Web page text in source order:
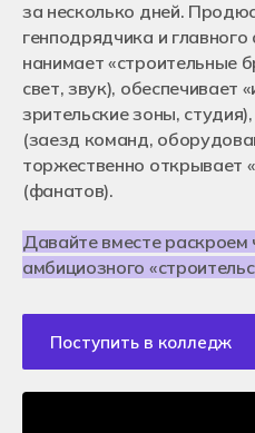
Подача документов
Очное обучение после 9-го
Очное обучение после 11-го
Дистанционное обучение
Чат для абитуриентов
Перевод из другого колледжа
Поступление в ВУЗ после
Истории успехов студентов
Нужна помощь в выборе
Кураторы и преподаватели
Отзывы студентов
Как помочь колледжу Хекслет?
Контакты
Москва
Новосибирск
Санкт-Петербург
Екатеринбург
Краснодар
Ростов-на-Дону
Онлайн обучение
+7 (800) 222-75-46
Подать заявку
Для работодателей
Вакансии в Хекслет Колледж
Оставить
за несколько дней.
генподрядчика и
нанимает «строительные
свет, звук), обеспечивает
зрительские зоны,
(заезд команд,
торжественно открывает
(фанатов).
Давайте вместе раскроем
амбициозного
Поступить в колледж